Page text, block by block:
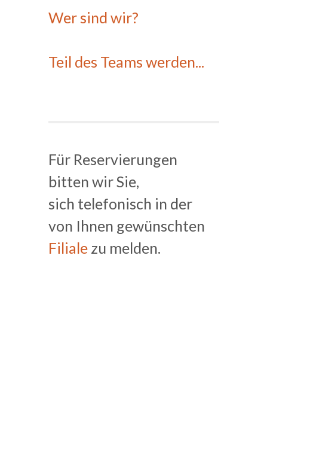
Wer sind wir?
Teil des Teams werden...
Für Reservierungen
bitten wir Sie,
sich telefonisch in der
von Ihnen gewünschten
Filiale zu melden.